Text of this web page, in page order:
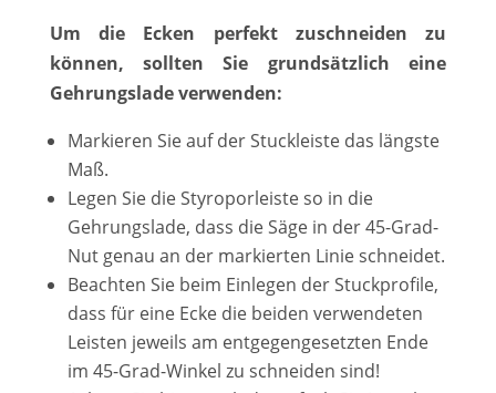
Um die Ecken perfekt zuschneiden zu
können, sollten Sie grundsätzlich eine
Gehrungslade verwenden:
Markieren Sie auf der Stuckleiste das längste
Maß.
Legen Sie die Styroporleiste so in die
Gehrungslade, dass die Säge in der 45-Grad-
Nut genau an der markierten Linie schneidet.
Beachten Sie beim Einlegen der Stuckprofile,
dass für eine Ecke die beiden verwendeten
Leisten jeweils am entgegengesetzten Ende
im 45-Grad-Winkel zu schneiden sind!